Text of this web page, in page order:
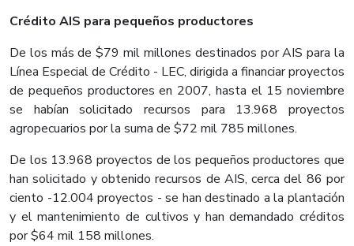
Crédito AIS para pequeños productores
De los más de $79 mil millones destinados por AIS para la
Línea Especial de Crédito - LEC, dirigida a financiar proyectos
de pequeños productores en 2007, hasta el 15 noviembre
se habían solicitado recursos para 13.968 proyectos
agropecuarios por la suma de $72 mil 785 millones.
De los 13.968 proyectos de los pequeños productores que
han solicitado y obtenido recursos de AIS, cerca del 86 por
ciento -12.004 proyectos - se han destinado a la plantación
y el mantenimiento de cultivos y han demandado créditos
por $64 mil 158 millones.